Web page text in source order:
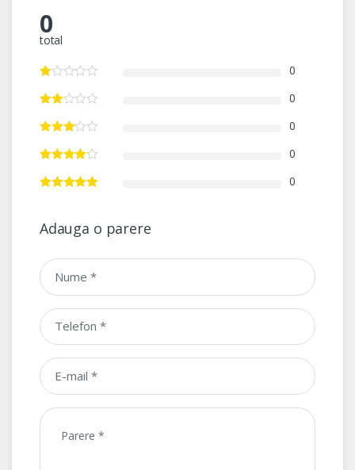
0
total
0
0
0
0
0
Adauga o parere